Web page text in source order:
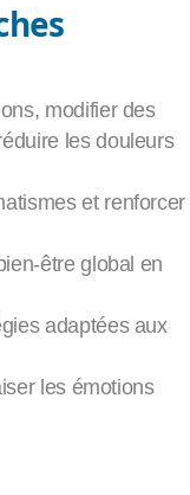
modifier des
les douleurs
et renforcer
être global en
adaptées aux
les émotions